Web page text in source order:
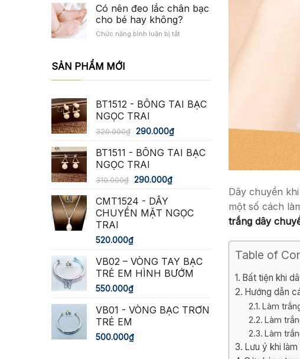
dây
chuyền
bạc
nam
cho
Có nên đeo lắc chân bạc
cho bé hay không?
Chức năng bình luận bị tắt
cho
SẢN PHẨM MỚI
BT1512 - BÔNG TAI BẠC
NGỌC TRAI
320.000₫ 290.000₫
BT1511 - BÔNG TAI BẠC
NGỌC TRAI
310.000₫ 290.000₫
CMT1524 - DÂY
CHUYỀN MẶT NGỌC
TRAI
520.000₫
VB02 – VÒNG TAY BẠC
TRẺ EM HÌNH BƯỚM
550.000₫
VB01 - VÒNG BẠC TRƠN
TRẺ EM
500.000₫
Dây chuyền
một số cách
trắng dây
Table of
Bất tiện khi
Hướng dẫn
Làm
Làm
Làm
Lưu ý khi